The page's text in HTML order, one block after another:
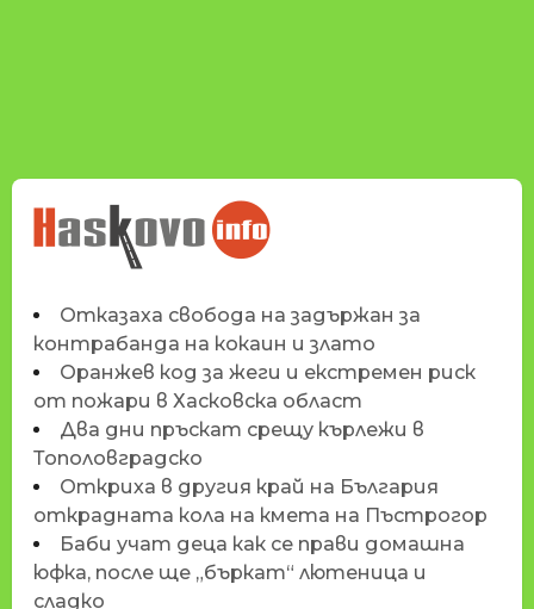
НОВИНИТЕ НА
HASKOVO.INFO
Отказаха свобода на задържан за
контрабанда на кокаин и злато
Оранжев код за жеги и екстремен риск
от пожари в Хасковска област
Два дни пръскат срещу кърлежи в
Тополовградско
Откриха в другия край на България
открадната кола на кмета на Пъстрогор
Баби учат деца как се прави домашна
юфка, после ще „бъркат“ лютеница и
сладко